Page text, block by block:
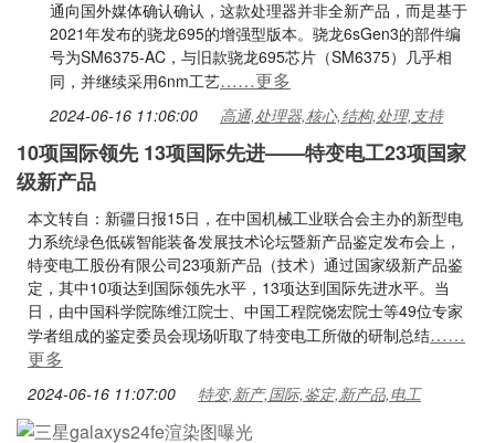
通向国外媒体确认确认，这款处理器并非全新产品，而是基于
2021年发布的骁龙695的增强型版本。骁龙6sGen3的部件编
号为SM6375-AC，与旧款骁龙695芯片（SM6375）几乎相
同，并继续采用6nm工艺……更多
2024-06-16 11:06:00 高通,处理器,核心,结构,处理,支持
10项国际领先 13项国际先进——特变电工23项国家
级新产品
本文转自：新疆日报15日，在中国机械工业联合会主办的新型电
力系统绿色低碳智能装备发展技术论坛暨新产品鉴定发布会上，
特变电工股份有限公司23项新产品（技术）通过国家级新产品鉴
定，其中10项达到国际领先水平，13项达到国际先进水平。当
日，由中国科学院陈维江院士、中国工程院饶宏院士等49位专家
学者组成的鉴定委员会现场听取了特变电工所做的研制总结……
更多
2024-06-16 11:07:00 特变,新产,国际,鉴定,新产品,电工